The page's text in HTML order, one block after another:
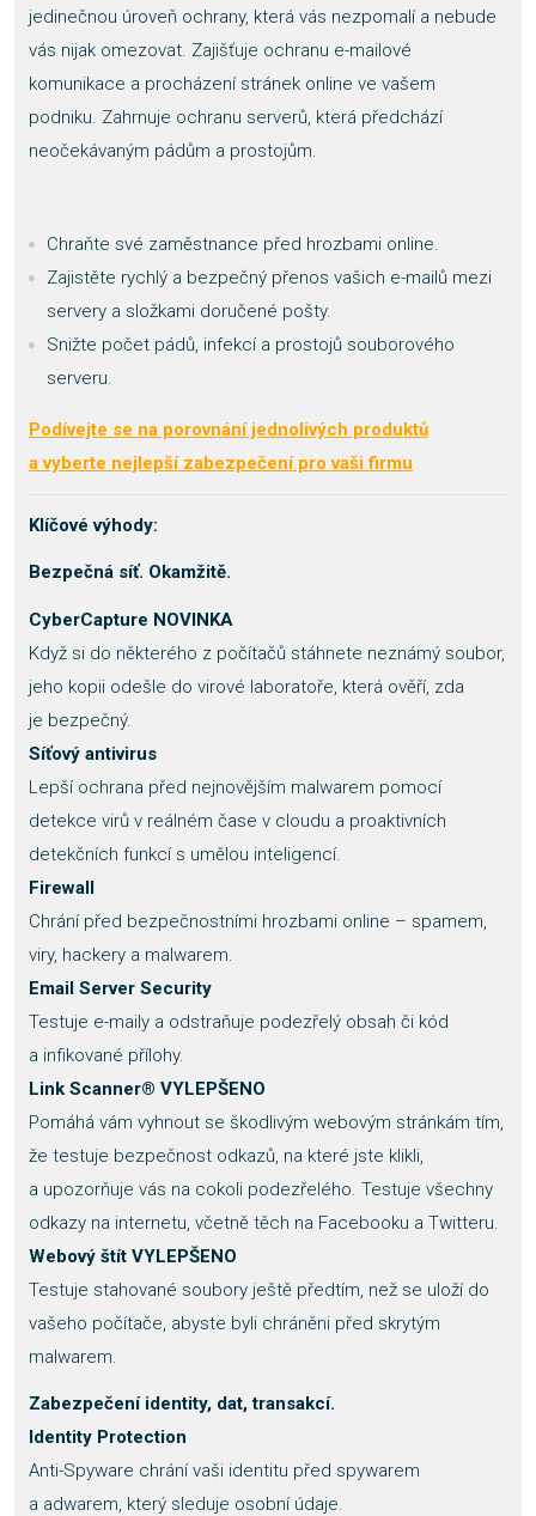
jedinečnou úroveň ochrany, která vás nezpomalí a nebude
vás nijak omezovat. Zajišťuje ochranu e-mailové
komunikace a procházení stránek online ve vašem
podniku. Zahrnuje ochranu serverů, která předchází
neočekávaným pádům a prostojům.
Chraňte své zaměstnance před hrozbami online.
Zajistěte rychlý a bezpečný přenos vašich e-mailů mezi
servery a složkami doručené pošty.
Snižte počet pádů, infekcí a prostojů souborového
serveru.
Podívejte se na porovnání jednolivých produktů
a vyberte nejlepší zabezpečení pro vaši firmu
Klíčové výhody:
Bezpečná síť. Okamžitě.
CyberCapture NOVINKA
Když si do některého z počítačů stáhnete neznámý soubor,
jeho kopii odešle do virové laboratoře, která ověří, zda
je bezpečný.
Síťový antivirus
Lepší ochrana před nejnovějším malwarem pomocí
detekce virů v reálném čase v cloudu a proaktivních
detekčních funkcí s umělou inteligencí.
Firewall
Chrání před bezpečnostními hrozbami online – spamem,
viry, hackery a malwarem.
Email Server Security
Testuje e-maily a odstraňuje podezřelý obsah či kód
a infikované přílohy.
Link Scanner® VYLEPŠENO
Pomáhá vám vyhnout se škodlivým webovým stránkám tím,
že testuje bezpečnost odkazů, na které jste klikli,
a upozorňuje vás na cokoli podezřelého. Testuje všechny
odkazy na internetu, včetně těch na Facebooku a Twitteru.
Webový štít VYLEPŠENO
Testuje stahované soubory ještě předtím, než se uloží do
vašeho počítače, abyste byli chráněni před skrytým
malwarem.
Zabezpečení identity, dat, transakcí.
Identity Protection
Anti-Spyware chrání vaši identitu před spywarem
a adwarem, který sleduje osobní údaje.